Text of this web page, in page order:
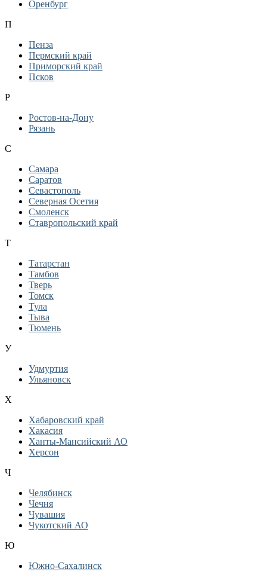
Оренбург
П
Пенза
Пермский край
Приморский край
Псков
Р
Ростов-на-Дону
Рязань
С
Самара
Саратов
Севастополь
Северная Осетия
Смоленск
Ставропольский край
Т
Татарстан
Тамбов
Тверь
Томск
Тула
Тыва
Тюмень
У
Удмуртия
Ульяновск
Х
Хабаровский край
Хакасия
Ханты-Мансийский АО
Херсон
Ч
Челябинск
Чечня
Чувашия
Чукотский АО
Ю
Южно-Сахалинск